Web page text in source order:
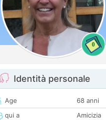
0
Identità personale
Age
68 anni
qui a
Amicizia